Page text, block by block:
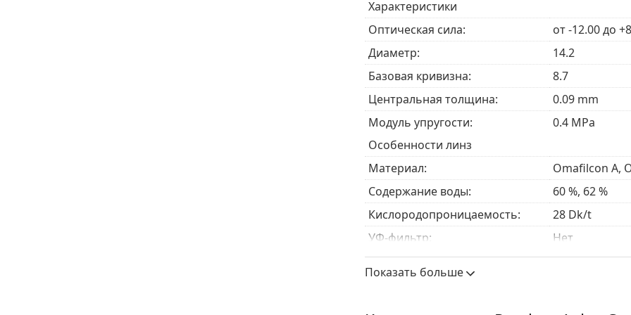
Для тех, ктоблизорук
Для тех, кто предпочитает удобство
Для тех, кто страдает отсухости глаз,
Часто задаваемые вопросы
Как долго можно носить Proclear 1 day?
Можно ли спать в Proclear 1 day?
В чем разница между упаковками Proclear
Другие контактные линзы
Характеристики
Оптическая сила:
от -12.00 до
Диаметр:
14.2
Базовая кривизна:
8.7
Центральная толщина:
0.09 mm
Модуль упругости:
0.4 MPa
Особенности линз
Материал:
Omafilcon A,
Содержание воды:
60 %, 62 %
Кислородопроницаемость:
28 Dk/t
УФ-фильтр:
Нет
Силикон-гидрогель:
Нет
Показать больше